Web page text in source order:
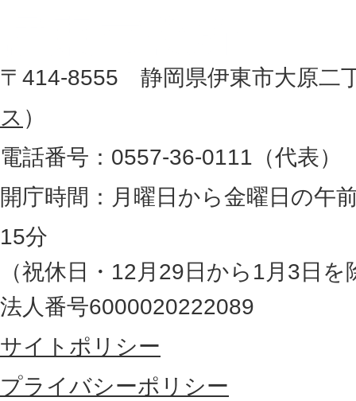
地
図
。
静
岡
県
の
最
東
部
に
所
〒414-8555 静岡県伊東市大原二
ス ）
電話番号：0557-36-0111（代表）
開庁時間：月曜日から金曜日の午
15分
（祝休日・12月29日から1月3日を
法人番号6000020222089
サイトポリシー
プライバシーポリシー